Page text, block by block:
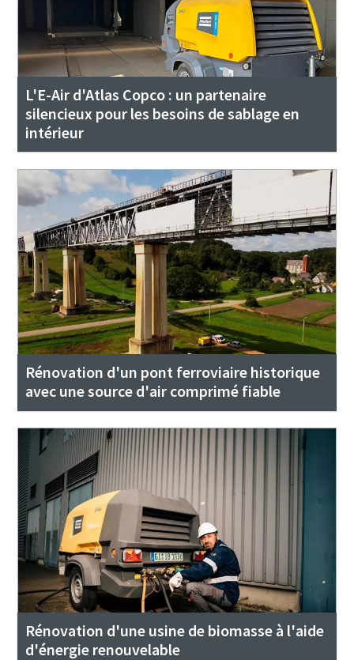
L'E-Air d'Atlas Copco : un partenaire
silencieux pour les besoins de sablage en
intérieur
Rénovation d'un pont ferroviaire historique
avec une source d'air comprimé fiable
Rénovation d'une usine de biomasse à l'aide
d'énergie renouvelable